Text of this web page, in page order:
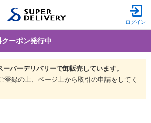
ログイン
ーポン発行中
ーパーデリバリーで卸販売しています。
登録の上、ページ上から取引の申請をしてく